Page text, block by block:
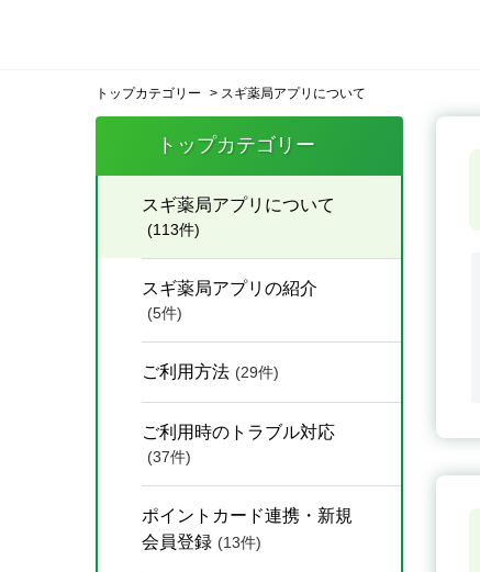
トップカテゴリー > スギ薬局アプリについて
トップカテゴリー
スギ薬局アプリについて
(113件)
スギ薬局アプリの紹介
(5件)
ご利用方法 (29件)
ご利用時のトラブル対応
(37件)
ポイントカード連携・新規
会員登録 (13件)